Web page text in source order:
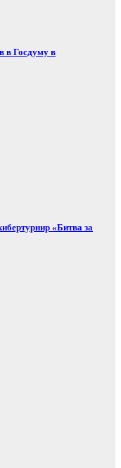
в Госдуму в
«Битва за